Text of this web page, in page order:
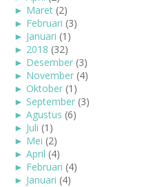
► Maret (2)
► Februari (3)
► Januari (1)
► 2018 (32)
► Desember (3)
► November (4)
► Oktober (1)
► September (3)
► Agustus (6)
► Juli (1)
► Mei (2)
► April (4)
► Februari (4)
► Januari (4)